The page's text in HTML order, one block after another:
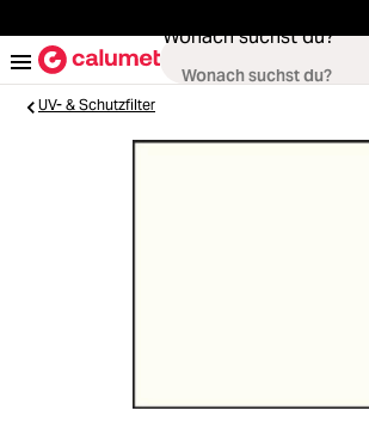
Wonach suchst du?
Stative & Gimbals
UV- & Schutzfilter